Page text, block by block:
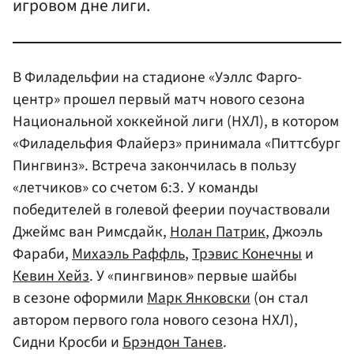
игровом дне лиги.
В Филадельфии на стадионе «Уэллс Фарго-
центр» прошел первый матч нового сезона
Национальной хоккейной лиги (НХЛ), в котором
«Филадельфия Флайерз» принимала «Питтсбург
Пингвинз». Встреча закончилась в пользу
«летчиков» со счетом 6:3. У команды
победителей в голевой феерии поучаствовали
Джеймс ван Римсдайк,Нолан Патрик, Джоэль
Фараби,Михаэль Раффль,Трэвис Конечныи
Кевин Хейз. У «пингвинов» первые шайбы
в сезоне оформилиМарк Янковски(он стал
автором первого гола нового сезона НХЛ),
Сидни Кросби иБрэндон Танев.